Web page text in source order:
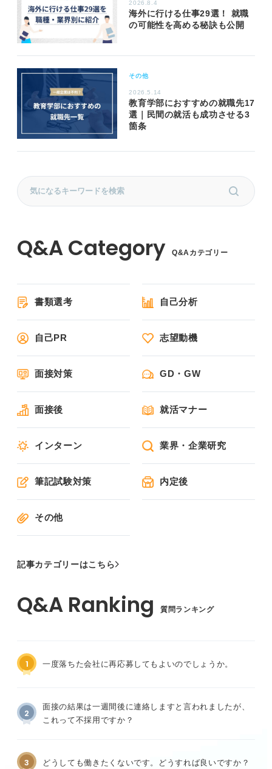
2026.8.4
海外に行ける仕事29選！ 就職
の可能性を高める秘訣も公開
その他
2026.5.14
教育学部におすすめの就職先17
選｜民間の就活も成功させる3
箇条
Q&Aカテゴリー
書類選考 自己分析
自己PR 志望動機
面接対策 GD・GW
面接後 就活マナー
インターン 業界・企業研究
筆記試験対策 内定後
その他
記事カテゴリーはこちら
質問ランキング
1 一度落ちた会社に再応募してもよいのでしょうか。
2
面接の結果は一週間後に連絡しますと言われましたが、
これって不採用ですか？
3 どうしても働きたくないです。どうすれば良いですか？